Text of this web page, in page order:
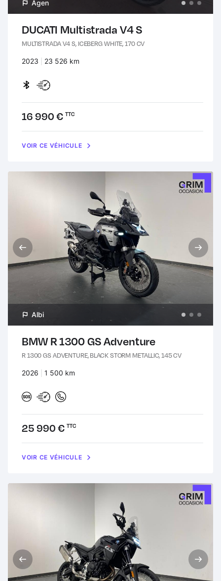
Agen
DUCATI Multistrada V4 S
MULTISTRADA V4 S, ICEBERG WHITE, 170 CV
Années :
2023 Kilomètres :
23 526 km
Prix :
16 990 € TTC
VOIR CE VÉHICULE
Albi
BMW R 1300 GS Adventure
R 1300 GS ADVENTURE, BLACK STORM METALLIC, 145 CV
Années :
2026 Kilomètres :
1 500 km
Prix :
25 990 € TTC
VOIR CE VÉHICULE